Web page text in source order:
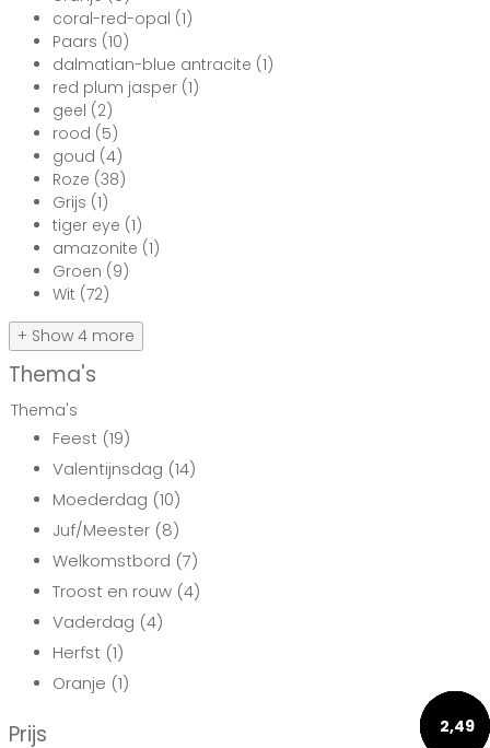
3,96
1,50
1,50
1,50
2,49
coral-red-opal (1)
Paars (10)
dalmatian-blue antracite (1)
red plum jasper (1)
geel (2)
rood (5)
goud (4)
Roze (38)
Grijs (1)
tiger eye (1)
amazonite (1)
Groen (9)
Wit (72)
+ Show 4 more
Thema's
Thema's
Feest (19)
Valentijnsdag (14)
Moederdag (10)
Juf/Meester (8)
Welkomstbord (7)
Troost en rouw (4)
Vaderdag (4)
Herfst (1)
Oranje (1)
Prijs